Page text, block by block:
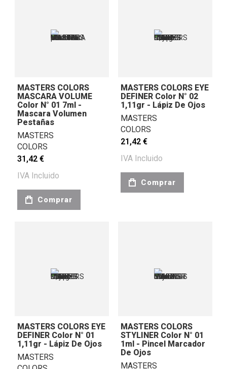
MASTERS COLORS
MASCARA VOLUME
Color N° 01 7ml -
Mascara Volumen
Pestañas
MASTERS
COLORS
31,42 €
IVA Incluido
Comprar
MASTERS COLORS EYE
DEFINER Color N° 02
1,11gr - Lápiz De Ojos
MASTERS
COLORS
21,42 €
IVA Incluido
Comprar
MASTERS COLORS EYE
DEFINER Color N° 01
1,11gr - Lápiz De Ojos
MASTERS
MASTERS COLORS
STYLINER Color N° 01
1ml - Pincel Marcador
De Ojos
MASTERS